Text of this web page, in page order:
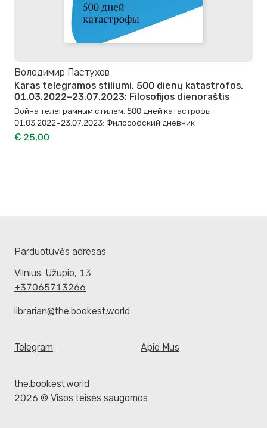
Володимир Пастухов
Karas telegramos stiliumi. 500 dienų katastrofos.
01.03.2022–23.07.2023: Filosofijos dienoraštis
Война телеграмным стилем. 500 дней катастрофы.
01.03.2022–23.07.2023: Философский дневник
€ 25,00
Parduotuvės adresas
Vilnius. Užupio, 13
+37065713266
librarian@the.bookest.world
Telegram Apie Mus
the.bookest.world
2026 © Visos teisės saugomos